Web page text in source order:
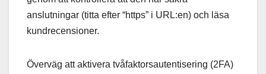
anslutningar (titta efter “https” i URL:en) och läsa
kundrecensioner.
Överväg att aktivera tvåfaktorsautentisering (2FA)